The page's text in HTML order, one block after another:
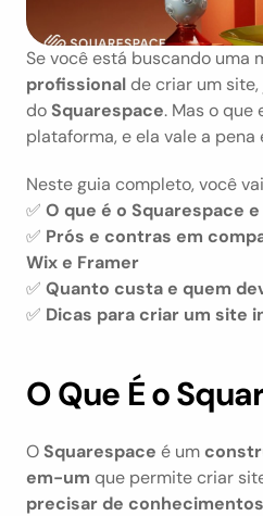
Se você está buscando uma
profissional de criar um
do Squarespace. Mas o que
plataforma, e ela vale a pena
Neste guia completo, você
✅ O que é o Squarespace
✅ Prós e contras em
Wix e Framer
✅ Quanto custa e quem
✅ Dicas para criar um site
O Que É o
O Squarespace é um
em-um que permite criar
precisar de